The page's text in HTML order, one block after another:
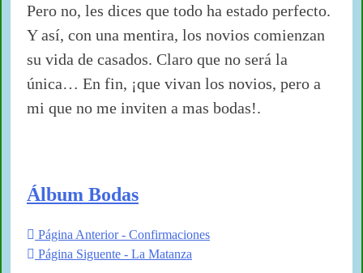
Pero no, les dices que todo ha estado perfecto.
Y así, con una mentira, los novios comienzan
su vida de casados. Claro que no será la
única… En fin, ¡que vivan los novios, pero a
mi que no me inviten a mas bodas!.
Álbum Bodas
Página Anterior - Confirmaciones
Página Siguente - La Matanza